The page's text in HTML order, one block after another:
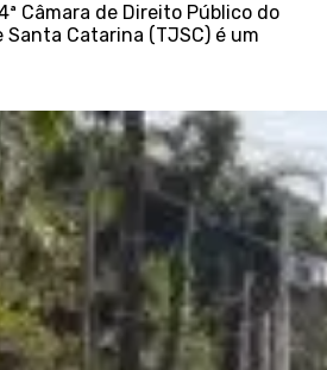
Câmara de Direito Público do
Catarina (TJSC) é um